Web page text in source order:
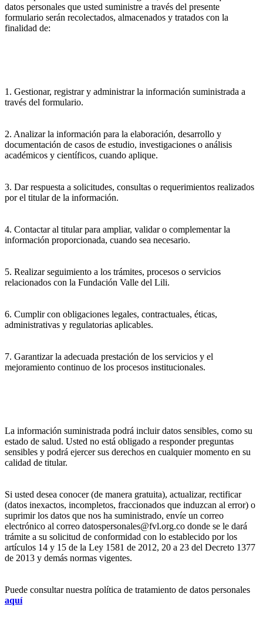
datos personales que usted suministre a través del presente
formulario serán recolectados, almacenados y tratados con la
finalidad de:
1. Gestionar, registrar y administrar la información suministrada a
través del formulario.
2. Analizar la información para la elaboración, desarrollo y
documentación de casos de estudio, investigaciones o análisis
académicos y científicos, cuando aplique.
3. Dar respuesta a solicitudes, consultas o requerimientos realizados
por el titular de la información.
4. Contactar al titular para ampliar, validar o complementar la
información proporcionada, cuando sea necesario.
5. Realizar seguimiento a los trámites, procesos o servicios
relacionados con la Fundación Valle del Lili.
6. Cumplir con obligaciones legales, contractuales, éticas,
administrativas y regulatorias aplicables.
7. Garantizar la adecuada prestación de los servicios y el
mejoramiento continuo de los procesos institucionales.
La información suministrada podrá incluir datos sensibles, como su
estado de salud. Usted no está obligado a responder preguntas
sensibles y podrá ejercer sus derechos en cualquier momento en su
calidad de titular.
Si usted desea conocer (de manera gratuita), actualizar, rectificar
(datos inexactos, incompletos, fraccionados que induzcan al error) o
suprimir los datos que nos ha suministrado, envíe un correo
electrónico al correo datospersonales@fvl.org.co donde se le dará
trámite a su solicitud de conformidad con lo establecido por los
artículos 14 y 15 de la Ley 1581 de 2012, 20 a 23 del Decreto 1377
de 2013 y demás normas vigentes.
Puede consultar nuestra política de tratamiento de datos personales
aquí